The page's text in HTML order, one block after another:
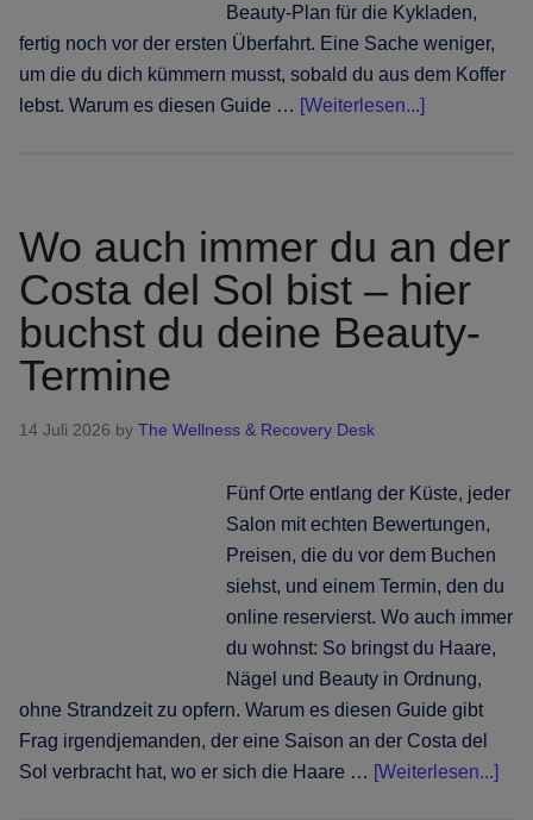
Beauty-Plan für die Kykladen,
fertig noch vor der ersten Überfahrt. Eine Sache weniger,
um die du dich kümmern musst, sobald du aus dem Koffer
lebst. Warum es diesen Guide … [Weiterlesen...]Infos
mehr:
Wo
du
auf
und
Beauty
buchst
Wo auch immer du an der
Costa del Sol bist – hier
buchst du deine Beauty-
Termine
14 Juli 2026 by The Wellness & Recovery Desk
Fünf Orte entlang der Küste, jeder
Salon mit echten Bewertungen,
Preisen, die du vor dem Buchen
siehst, und einem Termin, den du
online reservierst. Wo auch immer
du wohnst: So bringst du Haare,
Nägel und Beauty in Ordnung,
ohne Strandzeit zu opfern. Warum es diesen Guide gibt
Frag irgendjemanden, der eine Saison an der Costa del
Sol verbracht hat, wo er sich die Haare … [Weiterlesen...]